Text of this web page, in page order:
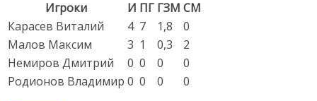
Игроки И ПГ ГЗМ СМ
Карасев Виталий
4 7 1,8
0
Малов Максим
3 1 0,3
2
Немиров Дмитрий
0 0 0
0
Родионов Владимир 0 0 0 0